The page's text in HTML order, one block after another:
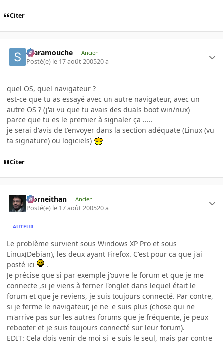
Citer
Scaramouche Ancien
Posté(e) le 17 août 200520 a
quel OS, quel navigateur ?
est-ce que tu as essayé avec un autre navigateur, avec un
autre OS ? (j'ai vu que tu avais des duals boot win/nux)
parce que tu es le premier à signaler ça .....
je serai d'avis de t'envoyer dans la section adéquate (Linux (vu
ta signature) ou logiciels)
Citer
Morneithan Ancien
Posté(e) le 17 août 200520 a
AUTEUR
Le problème survient sous Windows XP Pro et sous
Linux(Debian), les deux ayant Firefox. C'est pour ca que j'ai
posté ici
.
Je précise que si par exemple j'ouvre le forum et que je me
connecte ,si je viens à ferner l'onglet dans lequel était le
forum et que je reviens, je suis toujours connecté. Par contre,
si je ferme le navigateur, je ne le suis plus (chose qui ne
m'arrive pas sur les autres forums que je fréquente, je peux
rebooter et je suis toujours connecté sur leur forum).
EDIT: Cela dois venir de moi si je suis le seul, mais par contre